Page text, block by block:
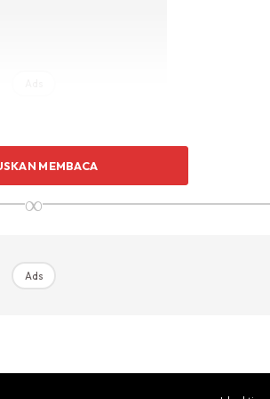
tertutup. Ini salah satu cara jaga rambut
MEMBACA
∞
Ads